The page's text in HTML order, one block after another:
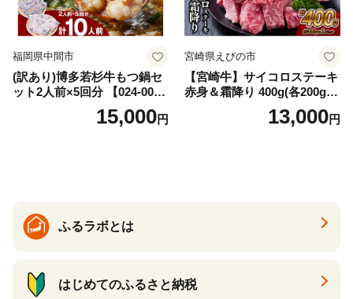
福岡県中間市
(訳あり)博多若杉牛もつ鍋セ
ット2人前×5回分 【024-002
15,000円
宮崎県えびの市
【宮崎牛】サイコロステーキ
赤身＆霜降り 400g(各200g×
１P 計2P) 真空パック 冷凍
13,000円
ふるラボとは
はじめてのふるさと納税